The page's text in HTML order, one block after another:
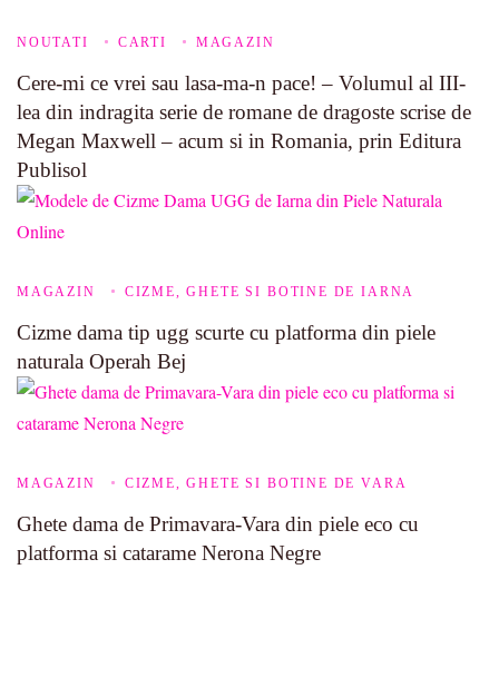
NOUTATI CARTI MAGAZIN
Cere-mi ce vrei sau lasa-ma-n pace! – Volumul al III-
lea din indragita serie de romane de dragoste scrise de
Megan Maxwell – acum si in Romania, prin Editura
Publisol
MAGAZIN CIZME, GHETE SI BOTINE DE IARNA
Cizme dama tip ugg scurte cu platforma din piele
naturala Operah Bej
MAGAZIN CIZME, GHETE SI BOTINE DE VARA
Ghete dama de Primavara-Vara din piele eco cu
platforma si catarame Nerona Negre